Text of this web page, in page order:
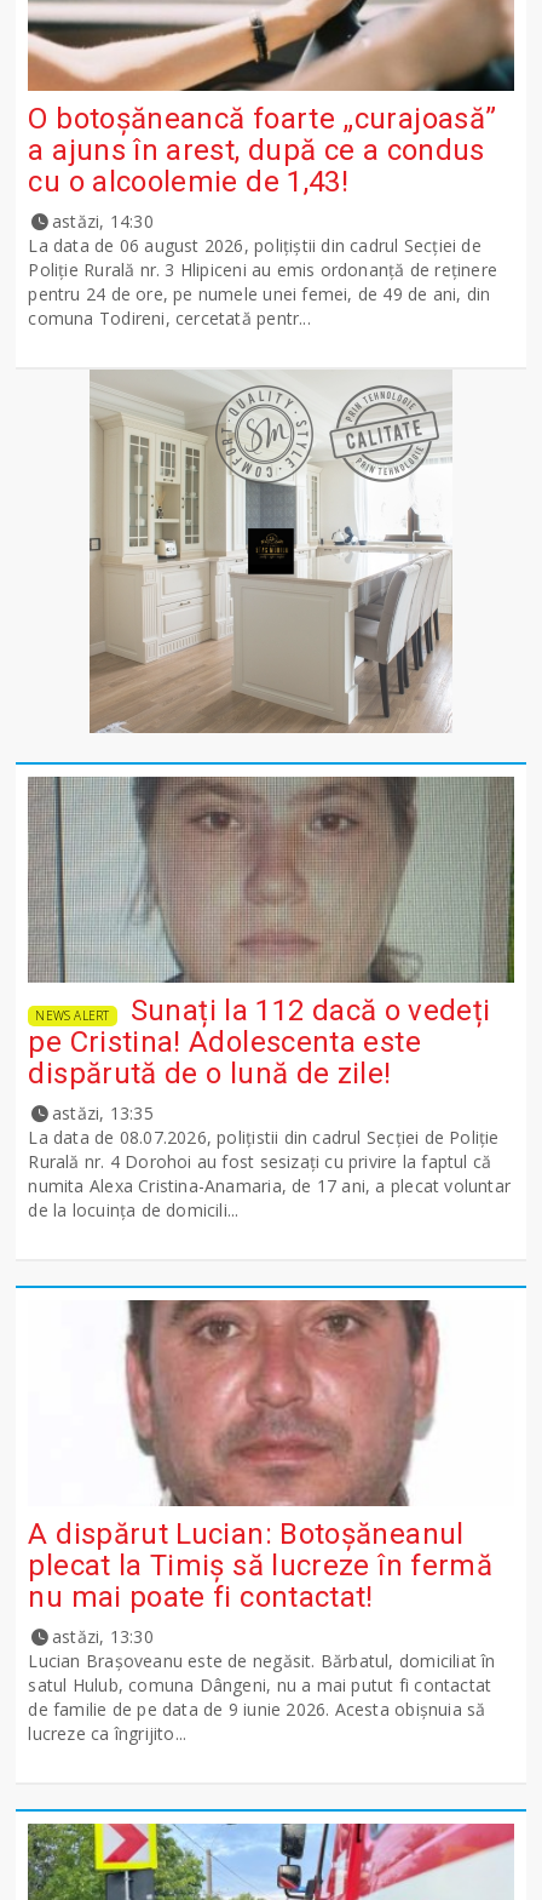
O botoșăneancă foarte „curajoasă”
a ajuns în arest, după ce a condus
cu o alcoolemie de 1,43!
astăzi, 14:30
La data de 06 august 2026, polițiștii din cadrul Secției de
Poliție Rurală nr. 3 Hlipiceni au emis ordonanță de reținere
pentru 24 de ore, pe numele unei femei, de 49 de ani, din
comuna Todireni, cercetată pentr...
NEWS ALERT
Sunați la 112 dacă o vedeți
pe Cristina! Adolescenta este
dispărută de o lună de zile!
astăzi, 13:35
La data de 08.07.2026, polițistii din cadrul Secției de Poliție
Rurală nr. 4 Dorohoi au fost sesizați cu privire la faptul că
numita Alexa Cristina-Anamaria, de 17 ani, a plecat voluntar
de la locuința de domicili...
A dispărut Lucian: Botoșăneanul
plecat la Timiș să lucreze în fermă
nu mai poate fi contactat!
astăzi, 13:30
Lucian Brașoveanu este de negăsit. Bărbatul, domiciliat în
satul Hulub, comuna Dângeni, nu a mai putut fi contactat
de familie de pe data de 9 iunie 2026. Acesta obișnuia să
lucreze ca îngrijito...